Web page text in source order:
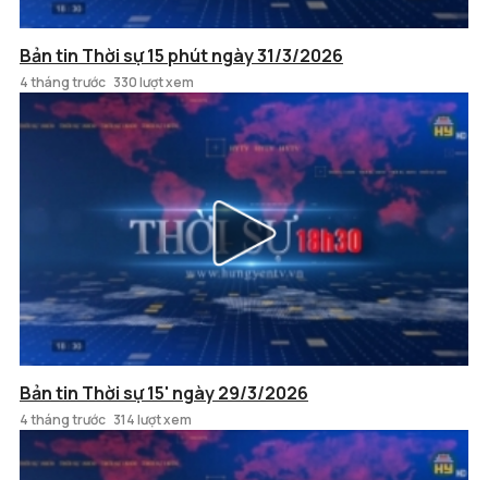
Bản tin Thời sự 15 phút ngày 31/3/2026
4 tháng trước 330 lượt xem
Bản tin Thời sự 15' ngày 29/3/2026
4 tháng trước 314 lượt xem